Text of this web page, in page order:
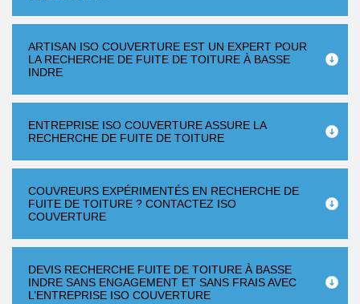
ARTISAN ISO COUVERTURE EST UN EXPERT POUR
LA RECHERCHE DE FUITE DE TOITURE À BASSE
INDRE
ENTREPRISE ISO COUVERTURE ASSURE LA
RECHERCHE DE FUITE DE TOITURE
COUVREURS EXPÉRIMENTÉS EN RECHERCHE DE
FUITE DE TOITURE ? CONTACTEZ ISO
COUVERTURE
DEVIS RECHERCHE FUITE DE TOITURE À BASSE
INDRE SANS ENGAGEMENT ET SANS FRAIS AVEC
L’ENTREPRISE ISO COUVERTURE